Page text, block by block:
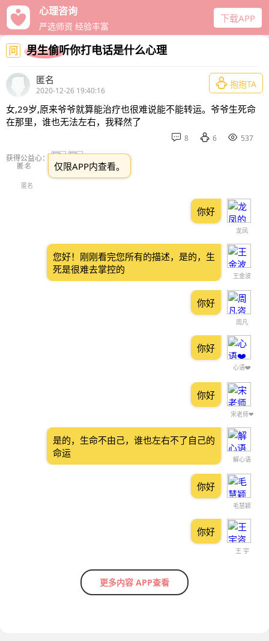
心理咨询
严选师资 经验丰富
下载APP
问 男生偷听你打电话是什么心理
匿名
2020-12-26 19:40:16
 抱抱TA
女,29岁,原来爷爷就算能治疗也很难说能不能转运。爷爷生死命
在那里，谁也无法左右，我释然了
 8  6  537
获得公益心：
匿名
仅限APP内查看。
龙凤
你好
王金波
您好！刚刚看完您所有的描述，是的，生
死是很难去掌控的
周凡
你好
心语❤️
你好
宋老师❤
你好
解心语
是的，生命不由己，谁也左右不了自己的
命运
毛慧颖
你好
王 宇
你好
更多内容 APP查看